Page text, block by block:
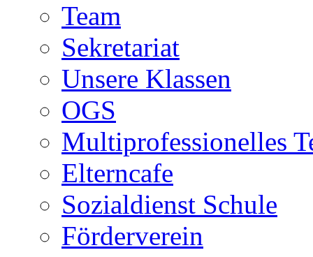
Team
Sekretariat
Unsere Klassen
OGS
Multiprofessionelles
Elterncafe
Sozialdienst Schule
Förderverein